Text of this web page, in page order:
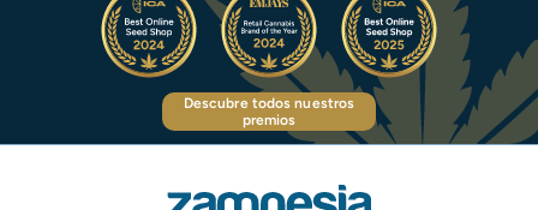
Descubre todos nuestros
premios